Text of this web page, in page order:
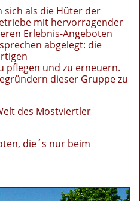
sich als die Hüter der
mit hervorragender
Erlebnis-Angeboten
abgelegt: die
pflegen und zu erneuern.
dieser Gruppe zu
des Mostviertler
die´s nur beim